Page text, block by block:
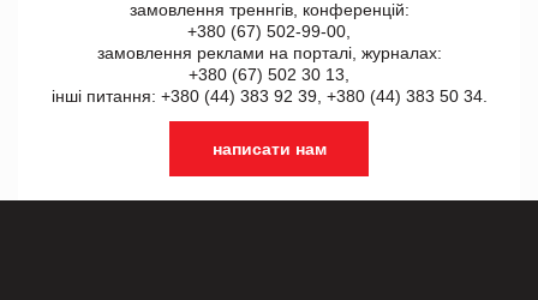
замовлення треннгів, конференцій:
+380 (67) 502-99-00,
замовлення реклами на порталі, журналах:
+380 (67) 502 30 13,
інші питання: +380 (44) 383 92 39, +380 (44) 383 50 34.
написати нам